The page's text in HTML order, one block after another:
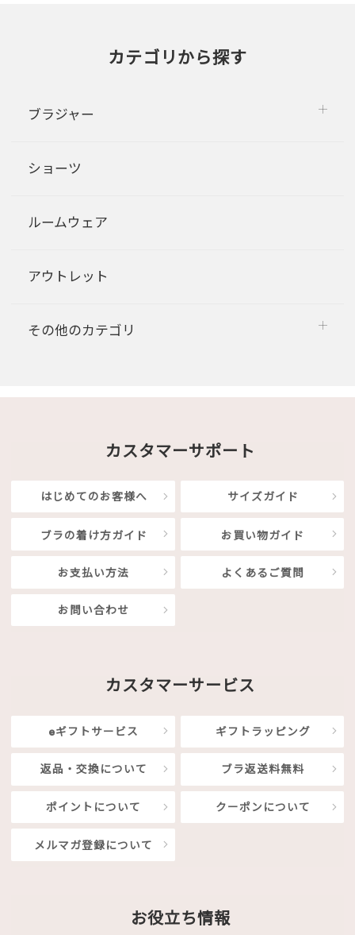
カテゴリから探す
ブラジャー
ショーツ
ルームウェア
アウトレット
その他のカテゴリ
カスタマーサポート
はじめてのお客様へ サイズガイド
ブラの着け方ガイド お買い物ガイド
お支払い方法 よくあるご質問
お問い合わせ
カスタマーサービス
eギフトサービス ギフトラッピング
返品・交換について ブラ返送料無料
ポイントについて クーポンについて
メルマガ登録について
お役立ち情報